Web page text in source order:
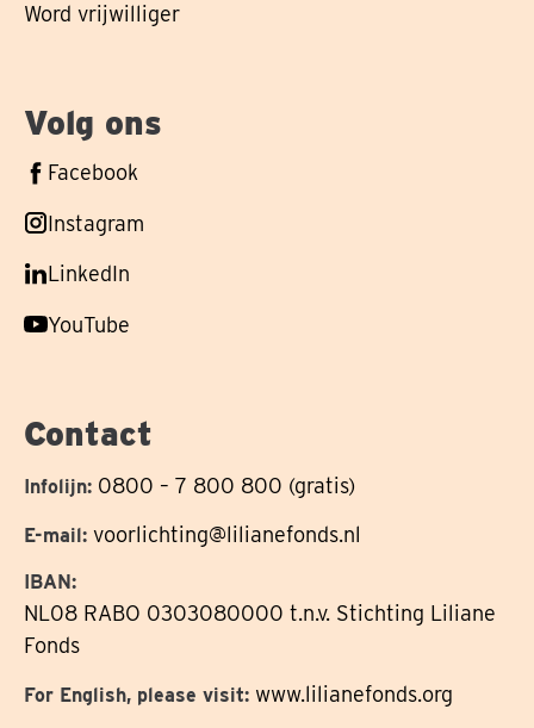
Word vrijwilliger
Volg ons
Volg
op
Facebook
Volg
op
Instagram
Volg
op
LinkedIn
Volg
YouTube
Contact
Infolijn: 0800 – 7 800 800 (gratis)
E-mail: voorlichting@lilianefonds.nl
IBAN:
NL08 RABO 0303080000 t.n.v. Stichting Liliane
Fonds
For English, please visit: www.lilianefonds.org